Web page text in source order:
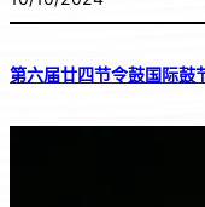
第六届廿四节令鼓国际鼓